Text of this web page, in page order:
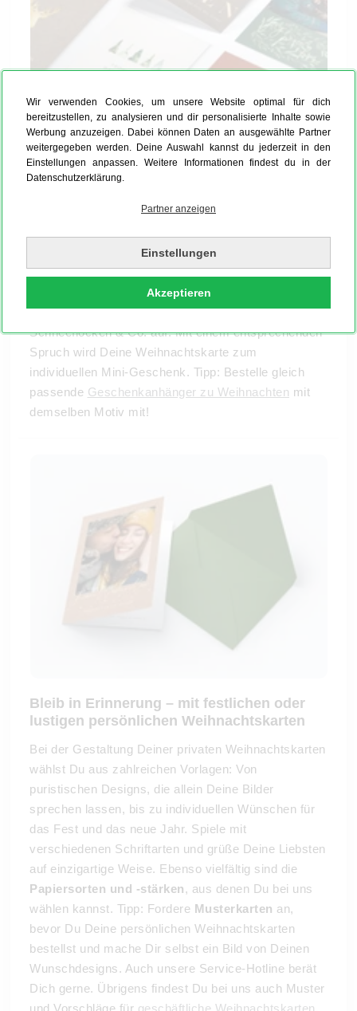
Wir verwenden Cookies, um unsere Website optimal für dich
bereitzustellen, zu analysieren und dir personalisierte Inhalte sowie
Werbung anzuzeigen. Dabei können Daten an ausgewählte Partner
weitergegeben werden. Deine Auswahl kannst du jederzeit in den
Einstellungen anpassen. Weitere Informationen findest du in der
Datenschutzerklärung.
Partner anzeigen
Einstellungen
Akzeptieren
Persönliche Weihnachtskarten gestalten
Ob Familienmitglieder, Freunde oder die netten
Nachbarn: Über liebevoll designte Karten freut sich
einfach jeder. Bei MYPOSTER entwirfst Du Deine
ganz nach Deinem Geschmack. Wie wäre es zum
weihnachtlichen Outfit oder mit einem Motiv einer
verschneiten Winterlandschaft? Oder Du lichtest
Deine Haustiere ab und peppst Dein Design mit
weihnachtlichen Elementen wie Tannenzweigen,
Schneeflocken & Co. auf. Mit einem entsprechenden
Spruch wird Deine Weihnachtskarte zum
individuellen Mini-Geschenk. Tipp: Bestelle gleich
passende Geschenkanhänger zu Weihnachten mit
demselben Motiv mit!
Bleib in Erinnerung – mit festlichen oder
lustigen persönlichen Weihnachtskarten
Bei der Gestaltung Deiner privaten Weihnachtskarten
wählst Du aus zahlreichen Vorlagen: Von
puristischen Designs, die allein Deine Bilder
sprechen lassen, bis zu individuellen Wünschen für
das Fest und das neue Jahr. Spiele mit
verschiedenen Schriftarten und grüße Deine Liebsten
auf einzigartige Weise. Ebenso vielfältig sind die
Papiersorten und -stärken, aus denen Du bei uns
wählen kannst. Tipp: Fordere Musterkarten an,
bevor Du Deine persönlichen Weihnachtskarten
bestellst und mache Dir selbst ein Bild von Deinen
Wunschdesigns. Auch unsere Service-Hotline berät
Dich gerne. Übrigens findest Du bei uns auch Muster
und Vorschläge für geschäftliche Weihnachtskarten,